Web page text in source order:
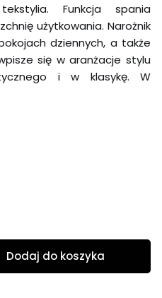
Funkcja spania
użytkowania. Narożnik
dziennych, a także
się w aranżacje stylu
i w klasykę. W
Dodaj do koszyka